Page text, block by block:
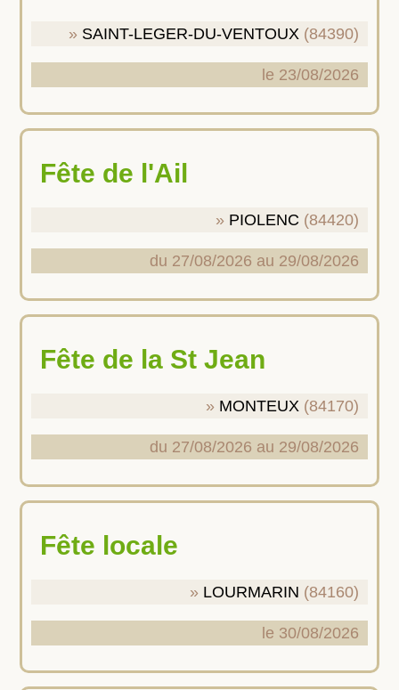
SAINT-LEGER-DU-VENTOUX (84390)
le 23/08/2026
Fête de l'Ail
PIOLENC (84420)
du 27/08/2026 au 29/08/2026
Fête de la St Jean
MONTEUX (84170)
du 27/08/2026 au 29/08/2026
Fête locale
LOURMARIN (84160)
le 30/08/2026